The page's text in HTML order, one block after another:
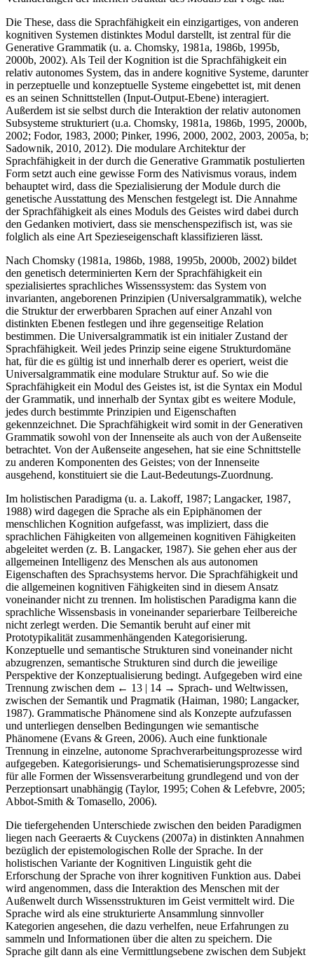
Die These, dass die Sprachfähigkeit ein einzigartiges, von anderen
kognitiven Systemen distinktes Modul darstellt, ist zentral für die
Generative Grammatik (u. a. Chomsky, 1981a, 1986b, 1995b,
2000b, 2002). Als Teil der Kognition ist die Sprachfähigkeit ein
relativ autonomes System, das in andere kognitive Systeme, darunter
in perzeptuelle und konzeptuelle Systeme eingebettet ist, mit denen
es an seinen Schnittstellen (Input-Output-Ebene) interagiert.
Außerdem ist sie selbst durch die Interaktion der relativ autonomen
Subsysteme strukturiert (u.a. Chomsky, 1981a, 1986b, 1995, 2000b,
2002; Fodor, 1983, 2000; Pinker, 1996, 2000, 2002, 2003, 2005a, b;
Sadownik, 2010, 2012). Die modulare Architektur der
Sprachfähigkeit in der durch die Generative Grammatik postulierten
Form setzt auch eine gewisse Form des Nativismus voraus, indem
behauptet wird, dass die Spezialisierung der Module durch die
genetische Ausstattung des Menschen festgelegt ist. Die Annahme
der Sprachfähigkeit als eines Moduls des Geistes wird dabei durch
den Gedanken motiviert, dass sie menschenspezifisch ist, was sie
folglich als eine Art Spezieseigenschaft klassifizieren lässt.
Nach Chomsky (1981a, 1986b, 1988, 1995b, 2000b, 2002) bildet
den genetisch determinierten Kern der Sprachfähigkeit ein
spezialisiertes sprachliches Wissenssystem: das System von
invarianten, angeborenen Prinzipien (Universalgrammatik), welche
die Struktur der erwerbbaren Sprachen auf einer Anzahl von
distinkten Ebenen festlegen und ihre gegenseitige Relation
bestimmen. Die Universalgrammatik ist ein initialer Zustand der
Sprachfähigkeit. Weil jedes Prinzip seine eigene Strukturdomäne
hat, für die es gültig ist und innerhalb derer es operiert, weist die
Universalgrammatik eine modulare Struktur auf. So wie die
Sprachfähigkeit ein Modul des Geistes ist, ist die Syntax ein Modul
der Grammatik, und innerhalb der Syntax gibt es weitere Module,
jedes durch bestimmte Prinzipien und Eigenschaften
gekennzeichnet. Die Sprachfähigkeit wird somit in der Generativen
Grammatik sowohl von der Innenseite als auch von der Außenseite
betrachtet. Von der Außenseite angesehen, hat sie eine Schnittstelle
zu anderen Komponenten des Geistes; von der Innenseite
ausgehend, konstituiert sie die Laut-Bedeutungs-Zuordnung.
Im holistischen Paradigma (u. a. Lakoff, 1987; Langacker, 1987,
1988) wird dagegen die Sprache als ein Epiphänomen der
menschlichen Kognition aufgefasst, was impliziert, dass die
sprachlichen Fähigkeiten von allgemeinen kognitiven Fähigkeiten
abgeleitet werden (z. B. Langacker, 1987). Sie gehen eher aus der
allgemeinen Intelligenz des Menschen als aus autonomen
Eigenschaften des Sprachsystems hervor. Die Sprachfähigkeit und
die allgemeinen kognitiven Fähigkeiten sind in diesem Ansatz
voneinander nicht zu trennen. Im holistischen Paradigma kann die
sprachliche Wissensbasis in voneinander separierbare Teilbereiche
nicht zerlegt werden. Die Semantik beruht auf einer mit
Prototypikalität zusammenhängenden Kategorisierung.
Konzeptuelle und semantische Strukturen sind voneinander nicht
abzugrenzen, semantische Strukturen sind durch die jeweilige
Perspektive der Konzeptualisierung bedingt. Aufgegeben wird eine
Trennung zwischen dem ← 13 | 14 → Sprach- und Weltwissen,
zwischen der Semantik und Pragmatik (Haiman, 1980; Langacker,
1987). Grammatische Phänomene sind als Konzepte aufzufassen
und unterliegen denselben Bedingungen wie semantische
Phänomene (Evans & Green, 2006). Auch eine funktionale
Trennung in einzelne, autonome Sprachverarbeitungsprozesse wird
aufgegeben. Kategorisierungs- und Schematisierungsprozesse sind
für alle Formen der Wissensverarbeitung grundlegend und von der
Perzeptionsart unabhängig (Taylor, 1995; Cohen & Lefebvre, 2005;
Abbot-Smith & Tomasello, 2006).
Die tiefergehenden Unterschiede zwischen den beiden Paradigmen
liegen nach Geeraerts & Cuyckens (2007a) in distinkten Annahmen
bezüglich der epistemologischen Rolle der Sprache. In der
holistischen Variante der Kognitiven Linguistik geht die
Erforschung der Sprache von ihrer kognitiven Funktion aus. Dabei
wird angenommen, dass die Interaktion des Menschen mit der
Außenwelt durch Wissensstrukturen im Geist vermittelt wird. Die
Sprache wird als eine strukturierte Ansammlung sinnvoller
Kategorien angesehen, die dazu verhelfen, neue Erfahrungen zu
sammeln und Informationen über die alten zu speichern. Die
Sprache gilt dann als eine Vermittlungsebene zwischen dem Subjekt